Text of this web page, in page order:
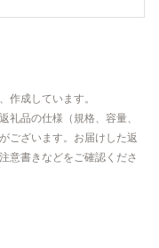
作成しています。
礼品の仕様（規格、容量、
ございます。お届けした返
意書きなどをご確認くださ